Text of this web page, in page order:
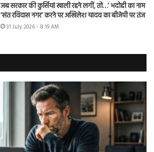
जब सरकार की कुर्सियां खाली रहने लगीं, तो…’ भदोही का नाम
‘संत रविदास नगर’ करने पर अखिलेश यादव का बीजेपी पर तंज
31 July 2026 - 8:19 AM